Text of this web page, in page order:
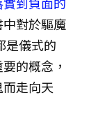
中對於驅魔
是儀式的
的概念，
走向天